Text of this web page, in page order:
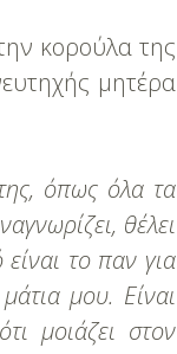
κορούλα της
μητέρα
όπως όλα τα
θέλει
είναι το παν για
μου. Είναι
μοιάζει στον